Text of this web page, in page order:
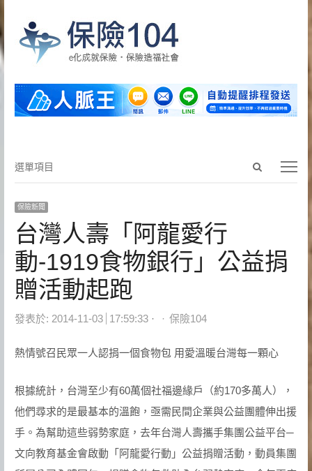
Open
search
選
項
目
選單項目
保險新聞
台灣人壽「阿龍愛行
動-1919食物銀行」公益捐
贈活動起跑
發表於: 2014-11-03 17:59:33 Author
保險104
熱情號召民眾一人認捐一個食物包 用愛溫暖台灣每一顆心
根據統計，台灣至少有60萬個社福邊緣戶（約170多萬人），
他們尋求的是最基本的溫飽，亟需民間企業與公益團體伸出援
手。為幫助這些弱勢家庭，去年台灣人壽攜手集團公益平台─
文向教育基金會啟動「阿龍愛行動」公益捐贈活動，動員集團